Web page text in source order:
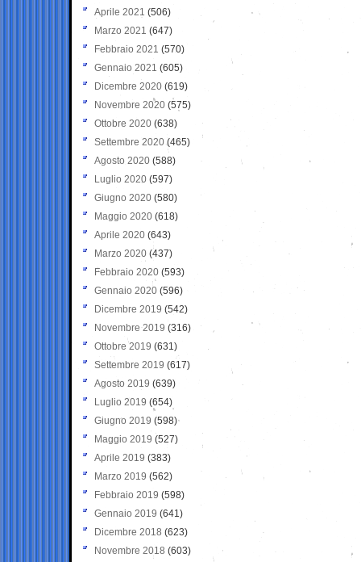
Aprile 2021 (506)
Marzo 2021 (647)
Febbraio 2021 (570)
Gennaio 2021 (605)
Dicembre 2020 (619)
Novembre 2020 (575)
Ottobre 2020 (638)
Settembre 2020(465)
Agosto 2020 (588)
Luglio 2020 (597)
Giugno 2020 (580)
Maggio 2020 (618)
Aprile 2020 (643)
Marzo 2020 (437)
Febbraio 2020 (593)
Gennaio 2020 (596)
Dicembre 2019 (542)
Novembre 2019 (316)
Ottobre 2019 (631)
Settembre 2019 (617)
Agosto 2019 (639)
Luglio 2019 (654)
Giugno 2019 (598)
Maggio 2019 (527)
Aprile 2019 (383)
Marzo 2019 (562)
Febbraio 2019 (598)
Gennaio 2019 (641)
Dicembre 2018 (623)
Novembre 2018 (603)